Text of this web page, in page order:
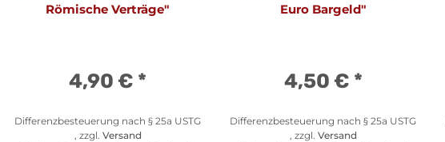
Römische Verträge"
4,90 € *
Differenzbesteuerung nach § 25a USTG
, zzgl. Versand
Euro Bargeld"
4,50 € *
Differenzbesteuerung nach § 25a USTG
, zzgl. Versand